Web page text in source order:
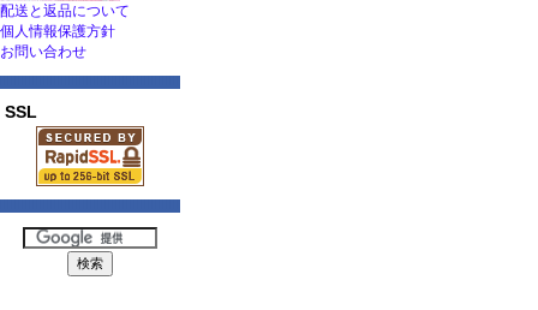
配送と返品について
個人情報保護方針
お問い合わせ
SSL